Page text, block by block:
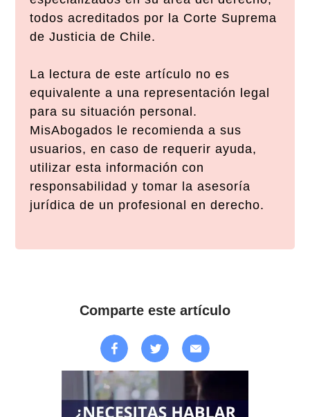
todos acreditados por la Corte Suprema
de Justicia de Chile.
La lectura de este artículo no es
equivalente a una representación legal
para su situación personal.
MisAbogados le recomienda a sus
usuarios, en caso de requerir ayuda,
utilizar esta información con
responsabilidad y tomar la asesoría
jurídica de un profesional en derecho.
Comparte este artículo